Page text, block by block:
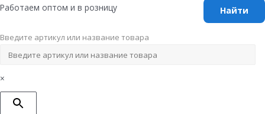
Перейти
содержимому
Работаем оптом и в розницу
Введите артикул или название товара
×